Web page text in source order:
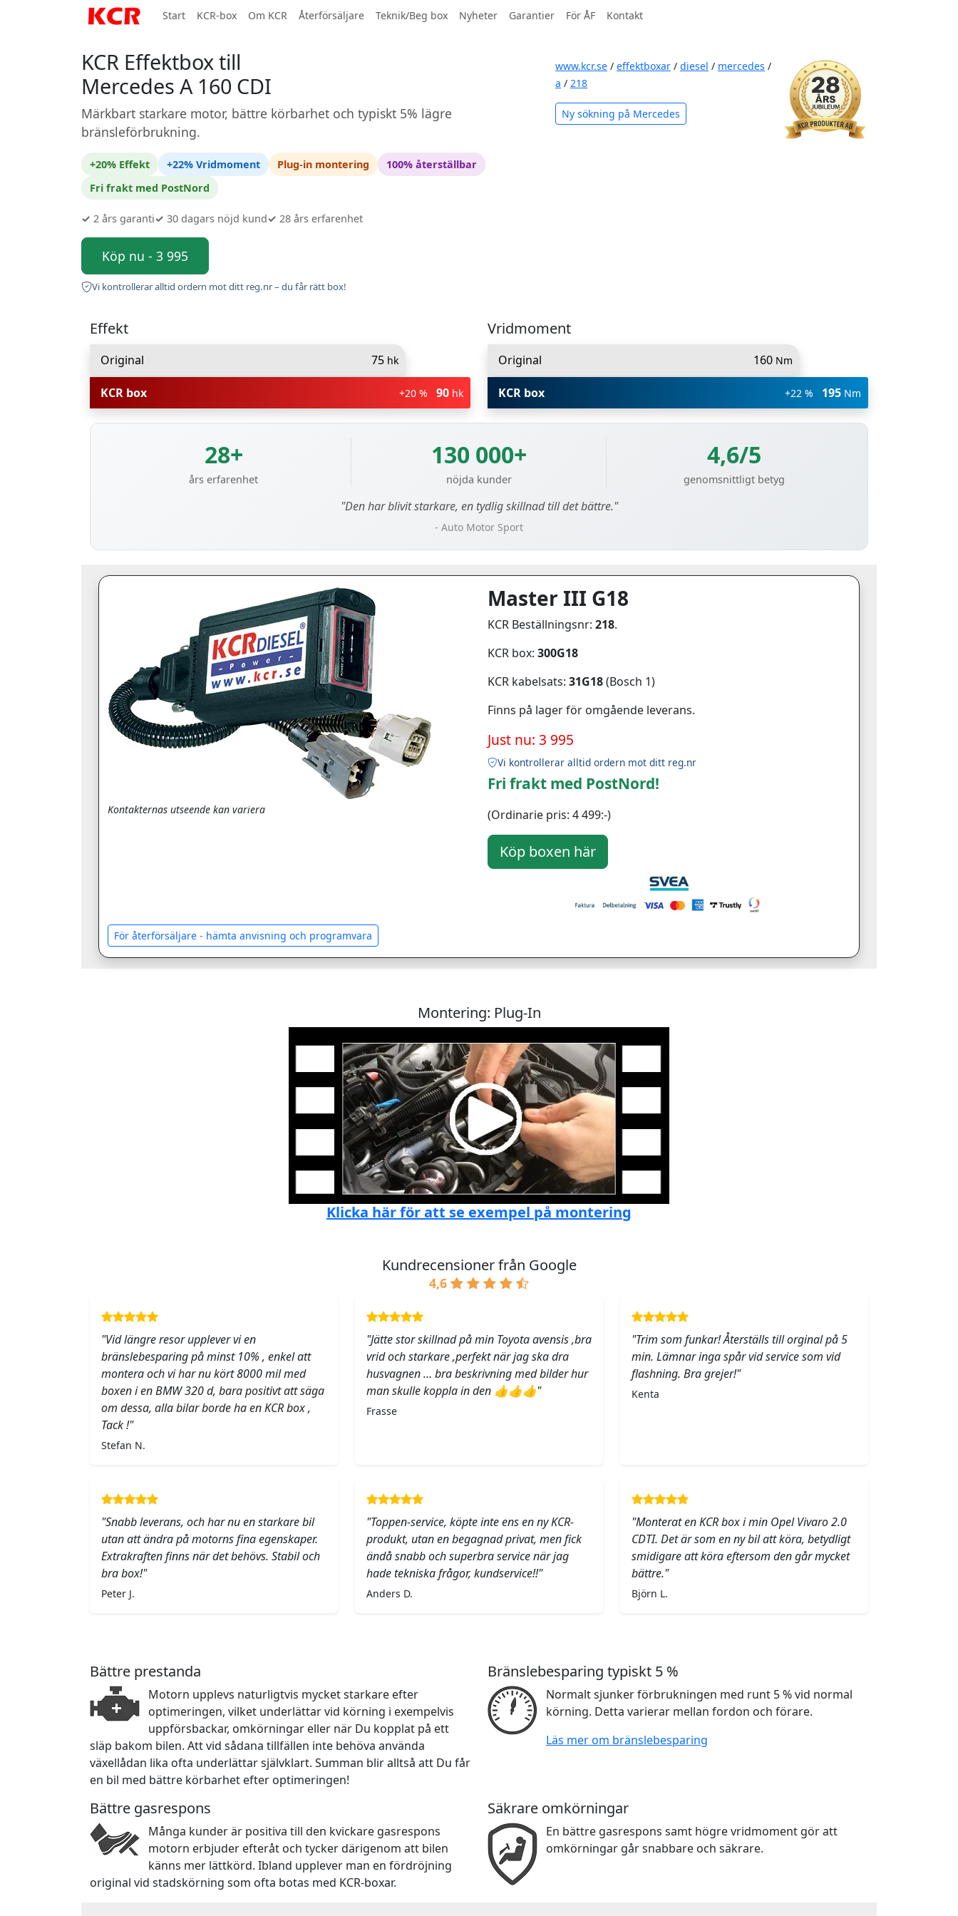
Start KCR-box Om KCR Återförsäljare Teknik/Beg box Nyheter Garantier För ÅF Kontakt
KCR Effektbox till
Mercedes A 160 CDI
Märkbart starkare motor, bättre körbarhet och typiskt 5% lägre
bränsleförbrukning.
+20% Effekt +22% Vridmoment Plug-in montering
100% återställbar
Fri frakt med PostNord
✓ 2 års garanti✓ 30 dagars nöjd kund✓ 28 års erfarenhet
Köp nu - 3 995
Vi kontrollerar alltid ordern mot ditt reg.nr – du får rätt box!
www.kcr.se / effektboxar / diesel / mercedes /
a / 218
Ny sökning på Mercedes
Effekt
Original 75 hk
KCR box +20 % 90 hk
Vridmoment
Original 160 Nm
KCR box +22 % 195 Nm
28+
års erfarenhet
130 000+
nöjda kunder
4,6/5
genomsnittligt betyg
"Den har blivit starkare, en tydlig skillnad till det bättre."
- Auto Motor Sport
Kontakternas utseende kan variera
Master III G18
KCR Beställningsnr: 218.
KCR box: 300G18
KCR kabelsats: 31G18(Bosch 1)
Finns på lager för omgående leverans.
Just nu: 3 995
Vi kontrollerar alltid ordern mot ditt reg.nr
Fri frakt med PostNord!
(Ordinarie pris: 4 499:-)
För återförsäljare - hämta anvisning och programvara
Montering: Plug-In
Klicka här för att se exempel på montering
Kundrecensioner från Google
4,6
"Vid längre resor upplever vi en
bränslebesparing på minst 10% , enkel att
montera och vi har nu kört 8000 mil med
boxen i en BMW 320 d, bara positivt att säga
om dessa, alla bilar borde ha en KCR box ,
Tack !"
Stefan N.
"Jätte stor skillnad på min Toyota avensis ,bra
vrid och starkare ,perfekt när jag ska dra
husvagnen … bra beskrivning med bilder hur
man skulle koppla in den 👍👍👍"
Frasse
"Trim som funkar! Återställs till orginal på 5
min. Lämnar inga spår vid service som vid
flashning. Bra grejer!"
Kenta
"Snabb leverans, och har nu en starkare bil
utan att ändra på motorns fina egenskaper.
Extrakraften finns när det behövs. Stabil och
bra box!"
Peter J.
"Toppen-service, köpte inte ens en ny KCR-
produkt, utan en begagnad privat, men fick
ändå snabb och superbra service när jag
hade tekniska frågor, kundservice!!"
Anders D.
"Monterat en KCR box i min Opel Vivaro 2.0
CDTI. Det är som en ny bil att köra, betydligt
smidigare att köra eftersom den går mycket
bättre."
Björn L.
Bättre prestanda
Motorn upplevs naturligtvis mycket starkare efter
optimeringen, vilket underlättar vid körning i exempelvis
uppförsbackar, omkörningar eller när Du kopplat på ett
släp bakom bilen. Att vid sådana tillfällen inte behöva använda
växellådan lika ofta underlättar självklart. Summan blir alltså att Du får
en bil med bättre körbarhet efter optimeringen!
Bränslebesparing typiskt 5 %
Normalt sjunker förbrukningen med runt 5 % vid normal
körning. Detta varierar mellan fordon och förare.
Läs mer om bränslebesparing
Bättre gasrespons
Många kunder är positiva till den kvickare gasrespons
motorn erbjuder efteråt och tycker därigenom att bilen
känns mer lättkörd. Ibland upplever man en fördröjning
original vid stadskörning som ofta botas med KCR-boxar.
Säkrare omkörningar
En bättre gasrespons samt högre vridmoment gör att
omkörningar går snabbare och säkrare.